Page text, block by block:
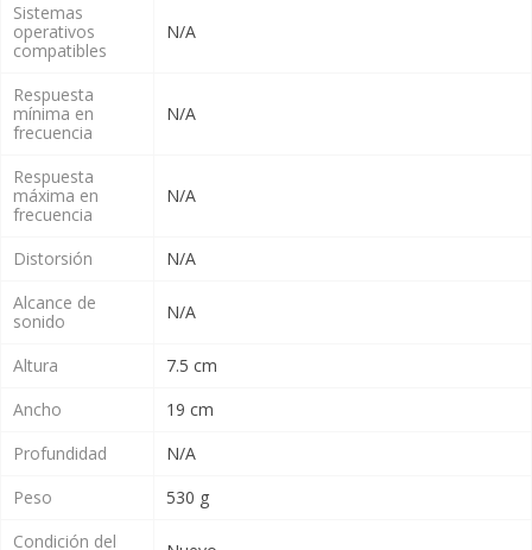
Sistemas
operativos
compatibles
N/A
Respuesta
mínima en
frecuencia
N/A
Respuesta
máxima en
frecuencia
N/A
Distorsión
N/A
Alcance de
sonido
N/A
Altura
7.5 cm
Ancho
19 cm
Profundidad
N/A
Peso
530 g
Condición del